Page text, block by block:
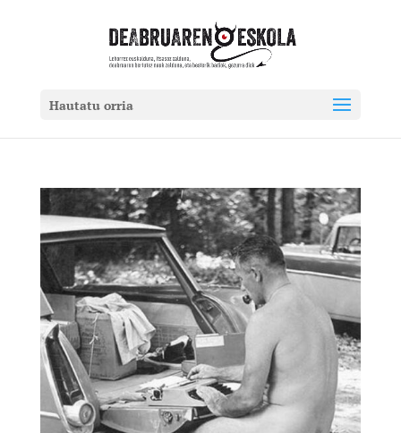
Hautatu orria